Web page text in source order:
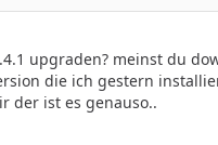
upgraden? meinst du
die ich gestern
der ist es genauso..